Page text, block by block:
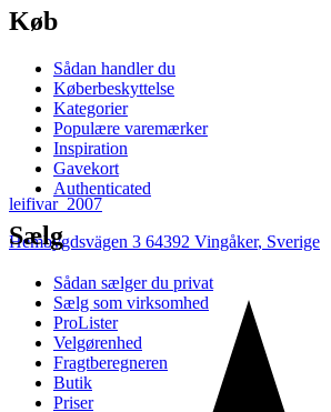
leifivar_2007
Hembygdsvägen 3 64392 Vingåker, Sverige
Køb
Sådan handler du
Køberbeskyttelse
Kategorier
Populære varemærker
Inspiration
Gavekort
Authenticated
Sælg
Sådan sælger du privat
Sælg som virksomhed
ProLister
Velgørenhed
Fragtberegneren
Butik
Priser